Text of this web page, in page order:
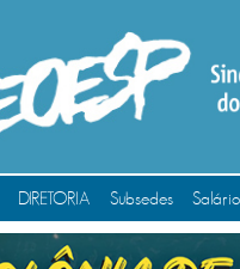
DIRETORIA Subsedes